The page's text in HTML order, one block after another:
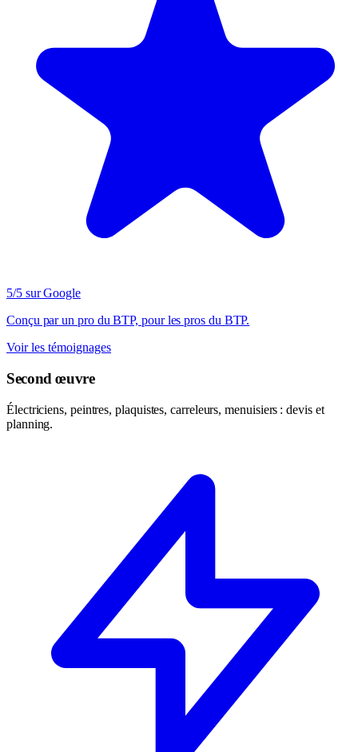
5/5 sur Google
Conçu par un pro du BTP, pour les pros du BTP.
Voir les témoignages
Second œuvre
Électriciens, peintres, plaquistes, carreleurs, menuisiers : devis et
planning.